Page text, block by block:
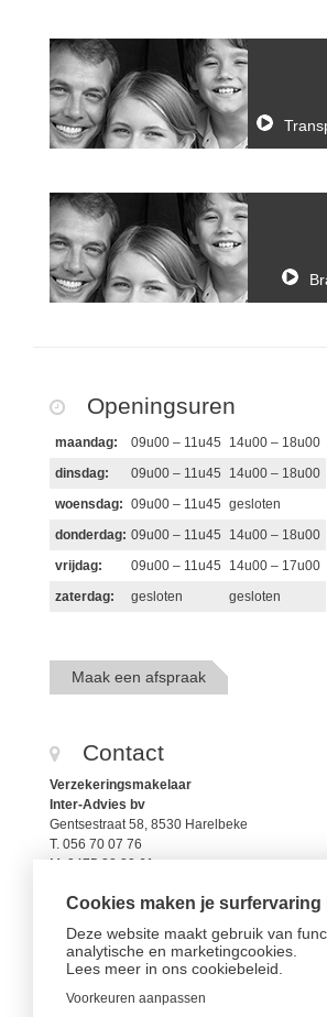
Openingsuren
maandag: 09u00 – 11u45
14u00 – 18u00
dinsdag:
09u00 – 11u45
14u00 – 18u00
woensdag: 09u00 – 11u45 gesloten
donderdag: 09u00 – 11u45
14u00 – 18u00
vrijdag:
09u00 – 11u45
14u00 – 17u00
zaterdag:
gesloten gesloten
Maak een afspraak
Contact
Verzekeringsmakelaar
Inter-Advies bv
Gentsestraat 58, 8530 Harelbeke
T. 056 70 07 76
M. 0475 32 30 61
FSMA 112799A
Cookies maken je surfervaring
Deze website maakt gebruik van
analytische en marketingcookies.
Lees meer in ons cookiebeleid.
Voorkeuren aanpassen